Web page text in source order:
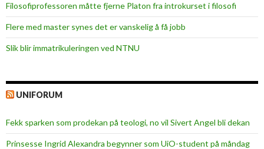
Filosofiprofessoren måtte fjerne Platon fra introkurset i filosofi
Flere med master synes det er vanskelig å få jobb
Slik blir immatrikuleringen ved NTNU
UNIFORUM
Fekk sparken som prodekan på teologi, no vil Sivert Angel bli dekan
Prinsesse Ingrid Alexandra begynner som UiO-student på måndag